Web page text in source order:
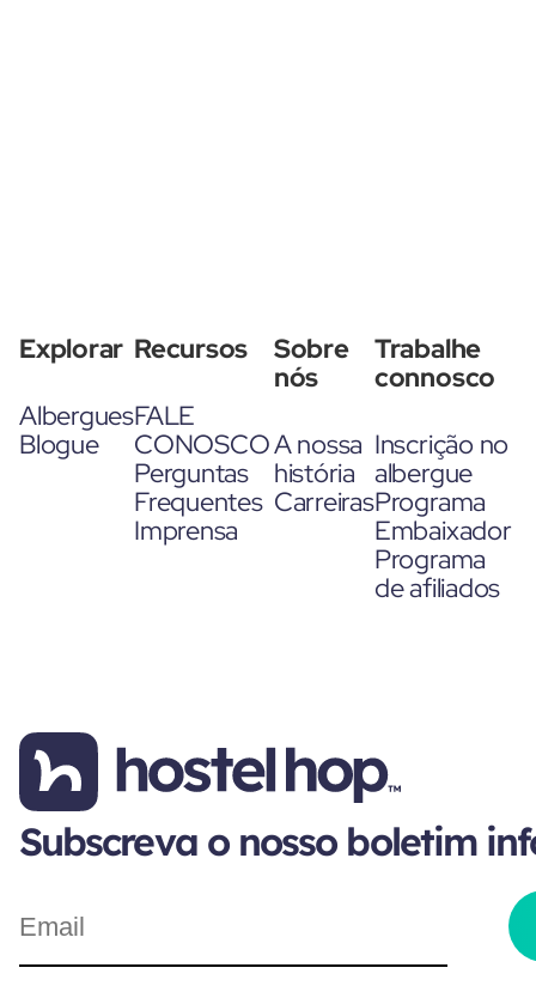
Explorar
Albergues
Blogue
Recursos
FALE
CONOSCO
Perguntas
Frequentes
Imprensa
Sobre
nós
A nossa
história
Carreiras
Trabalhe
connosco
Inscrição no
albergue
Programa
Embaixador
Programa
de afiliados
Subscreva o nosso boletim